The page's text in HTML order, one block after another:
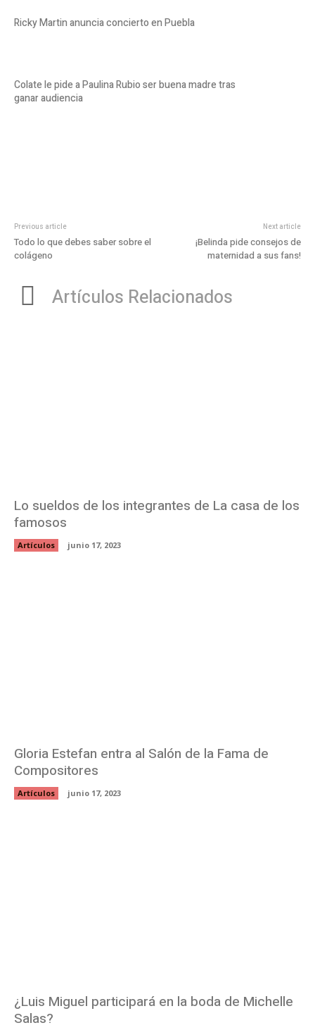
Ricky Martin anuncia concierto en Puebla
Colate le pide a Paulina Rubio ser buena madre tras
ganar audiencia
Previous article
Todo lo que debes saber sobre el
colágeno
Next article
¡Belinda pide consejos de
maternidad a sus fans!
Artículos Relacionados
Lo sueldos de los integrantes de La casa de los
famosos
Artículos junio 17, 2023
Gloria Estefan entra al Salón de la Fama de
Compositores
Artículos junio 17, 2023
¿Luis Miguel participará en la boda de Michelle
Salas?